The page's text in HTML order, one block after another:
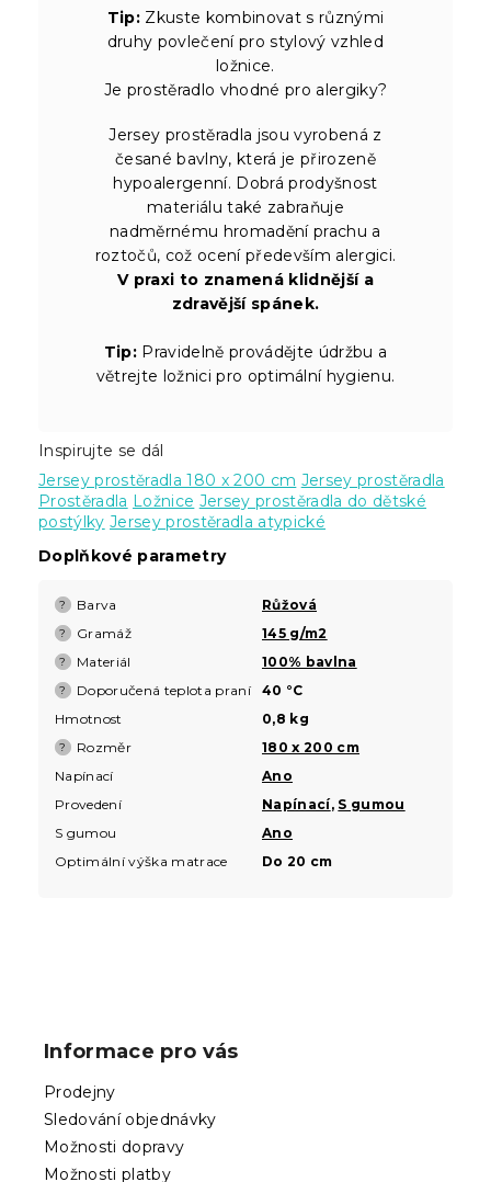
Tip: Zkuste kombinovat s různými
druhy povlečení pro stylový vzhled
ložnice.
Je prostěradlo vhodné pro alergiky?
Jersey prostěradla jsou vyrobená z
česané bavlny, která je přirozeně
hypoalergenní. Dobrá prodyšnost
materiálu také zabraňuje
nadměrnému hromadění prachu a
roztočů, což ocení především alergici.
V praxi to znamená klidnější a
zdravější spánek.
Tip: Pravidelně provádějte údržbu a
větrejte ložnici pro optimální hygienu.
Inspirujte se dál
Jersey prostěradla 180 x 200 cm Jersey prostěradla
Prostěradla Ložnice Jersey prostěradla do dětské
postýlky Jersey prostěradla atypické
Doplňkové parametry
? Barva Růžová
? Gramáž 145 g/m2
? Materiál 100% bavlna
? Doporučená teplota praní
40 °C
Hmotnost
0,8 kg
? Rozměr
180 x 200 cm
Napínací
Ano
Provedení
Napínací, S gumou
S gumou
Ano
Optimální výška matrace
Do 20 cm
Informace pro vás
Prodejny
Sledování objednávky
Možnosti dopravy
Možnosti platby